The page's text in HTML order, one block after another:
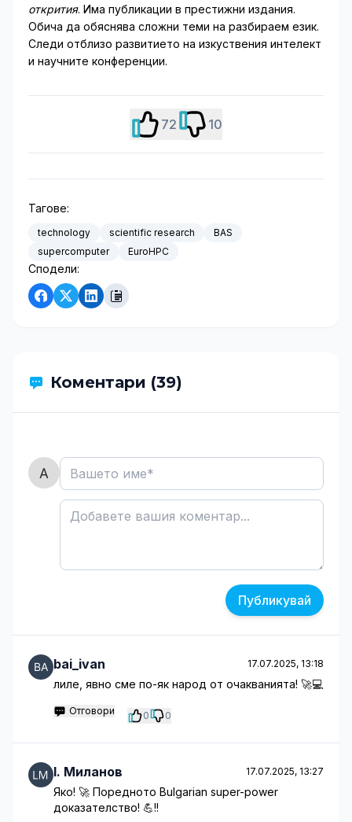
открития. Има публикации в престижни издания.
Обича да обяснява сложни теми на разбираем език.
Следи отблизо развитието на изкуствения интелект
и научните конференции.
72 10
Тагове:
technology scientific research
BAS
supercomputer
EuroHPC
Сподели:
Коментари (39)
Публикувай
bai_ivan 17.07.2025, 13:18
лиле, явно сме по-як народ от очакванията! 🚀💻
Отговори 0 0
l. Миланов 17.07.2025, 13:27
Яко! 🚀 Поредното Bulgarian super-power
доказателство! 💪!!